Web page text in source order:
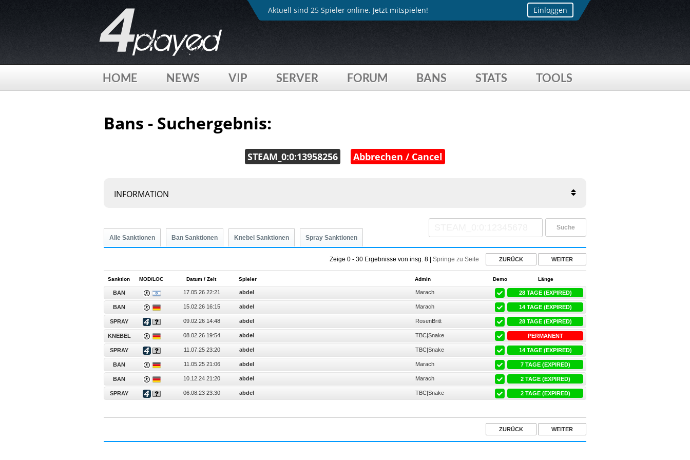
Aktuell sind 25 Spieler online. Jetzt mitspielen! Einloggen
HOME NEWS VIP SERVER FORUM BANS STATS TOOLS
Bans - Suchergebnis:
STEAM_0:0:13958256 Abbrechen / Cancel
INFORMATION
Alle Sanktionen Ban Sanktionen Knebel Sanktionen Spray Sanktionen
Zeige 0 - 30 Ergebnisse von insg. 8 | Springe zu Seite ZURÜCK WEITER
Sanktion MOD/LOC Datum / Zeit Spieler Admin Länge
Demo
BAN 17.05.26 22:21 abdel Marach 28 TAGE (EXPIRED)
BAN 15.02.26 16:15 abdel Marach 14 TAGE (EXPIRED)
SPRAY 09.02.26 14:48 abdel RosenBritt 28 TAGE (EXPIRED)
KNEBEL 08.02.26 19:54 abdel TBC|Snake PERMANENT
SPRAY 11.07.25 23:20 abdel TBC|Snake 14 TAGE (EXPIRED)
BAN 11.05.25 21:06 abdel Marach 7 TAGE (EXPIRED)
BAN 10.12.24 21:20 abdel Marach 2 TAGE (EXPIRED)
SPRAY 06.08.23 23:30 abdel TBC|Snake 2 TAGE (EXPIRED)
ZURÜCK WEITER